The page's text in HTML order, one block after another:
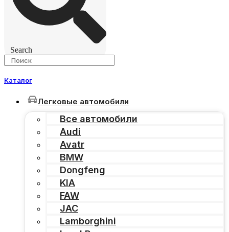
Search
Каталог
Легковые автомобили
Все автомобили
Audi
Avatr
BMW
Dongfeng
KIA
FAW
JAC
Lamborghini